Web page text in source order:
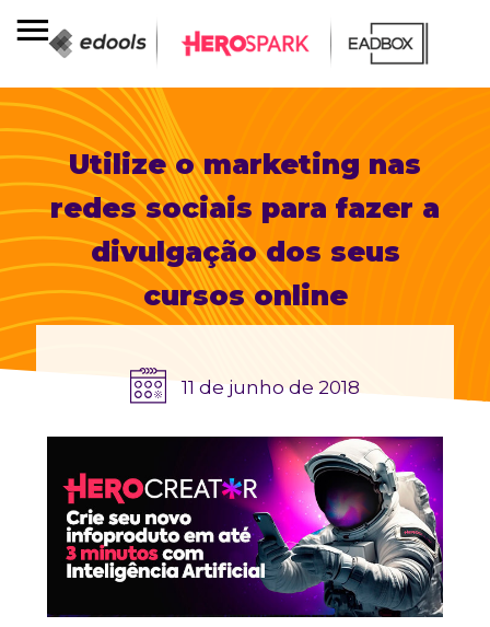
Utilize o marketing nas
redes sociais para fazer a
divulgação dos seus
cursos online
11 de junho de 2018